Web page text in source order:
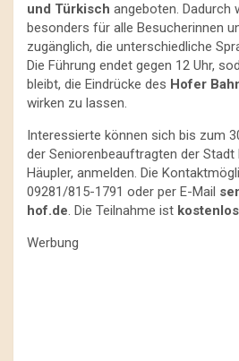
und Türkisch angeboten. Dadurch
besonders für alle Besucherinnen
zugänglich, die unterschiedliche
Die Führung endet gegen 12 Uhr,
bleibt, die Eindrücke des Hofer
wirken zu lassen.
Interessierte können sich bis zum
der Seniorenbeauftragten der Stadt
Häupler, anmelden. Die
09281/815-1791 oder per E-Mail
hof.de. Die Teilnahme ist kostenlos
Werbung